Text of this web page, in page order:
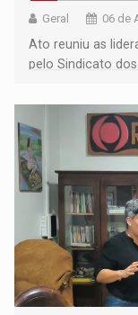
Geral 06 de
Ato reuniu as
pelo Sindicato